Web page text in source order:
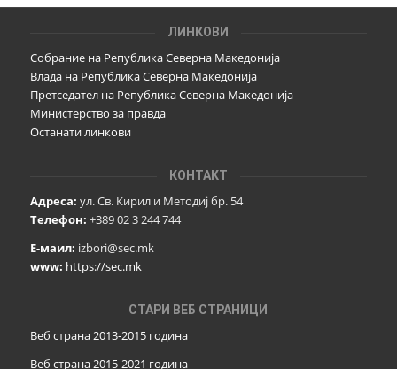
ЛИНКОВИ
Собрание на Република Северна Македонија
Влада на Република Северна Македонија
Претседател на Република Северна Македонија
Министерство за правда
Останати линкови
КОНТАКТ
Адреса: ул. Св. Кирил и Методиј бр. 54
Телефон: +389 02 3 244 744
Е-маил: izbori@sec.mk
www: https://sec.mk
СТАРИ ВЕБ СТРАНИЦИ
Веб страна 2013-2015 година
Веб страна 2015-2021 година